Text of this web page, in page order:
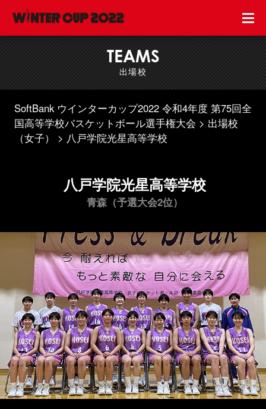
TEAMS
出場校
SoftBank ウインターカップ2022 令和4年度 第75回全
国高等学校バスケットボール選手権大会
出場校
（女子）
八戸学院光星高等学校
八戸学院光星高等学校
青森（予選大会2位）